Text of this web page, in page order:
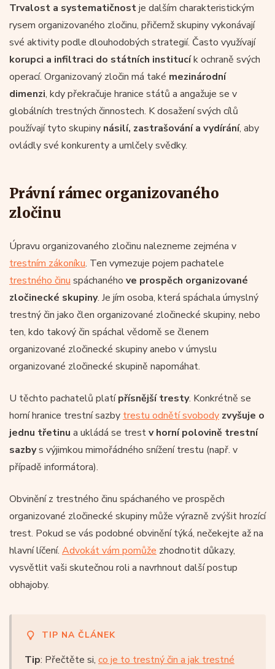
Trvalost a systematičnostje dalším charakteristickým
rysem organizovaného zločinu, přičemž skupiny vykonávají
své aktivity podle dlouhodobých strategií. Často využívají
korupci a infiltraci do státních institucík ochraně svých
operací. Organizovaný zločin má také mezinárodní
dimenzi, kdy překračuje hranice států a angažuje se v
globálních trestných činnostech. K dosažení svých cílů
používají tyto skupiny násilí, zastrašování a vydírání, aby
ovládly své konkurenty a umlčely svědky.
Právní rámec organizovaného
zločinu
Úpravu organizovaného zločinu nalezneme zejména v
trestním zákoníku. Ten vymezuje pojem pachatele
trestného činu spáchaného ve prospěch organizované
zločinecké skupiny. Je jím osoba, která spáchala úmyslný
trestný čin jako člen organizované zločinecké skupiny, nebo
ten, kdo takový čin spáchal vědomě se členem
organizované zločinecké skupiny anebo v úmyslu
organizované zločinecké skupině napomáhat.
U těchto pachatelů platípřísnější tresty. Konkrétně se
horní hranice trestní sazby trestu odnětí svobody zvyšuje o
jednu třetinu a ukládá se trestv horní polovině trestní
sazbys výjimkou mimořádného snížení trestu (např. v
případě informátora).
Obvinění z trestného činu spáchaného ve prospěch
organizované zločinecké skupiny může výrazně zvýšit hrozící
trest. Pokud se vás podobné obvinění týká, nečekejte až na
hlavní líčení. Advokát vám pomůže zhodnotit důkazy,
vysvětlit vaši skutečnou roli a navrhnout další postup
obhajoby.
TIP NA ČLÁNEK
Tip: Přečtěte si, co je to trestný čin a jak trestné